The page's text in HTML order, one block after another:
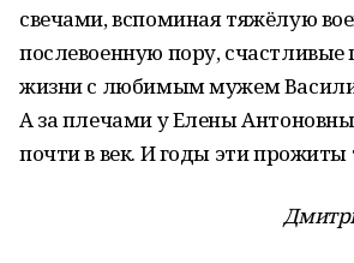
свечами, вспоминая тяжёлую
послевоенную пору,
жизни с любимым мужем
А за плечами у Елены
почти в век. И годы эти прожиты